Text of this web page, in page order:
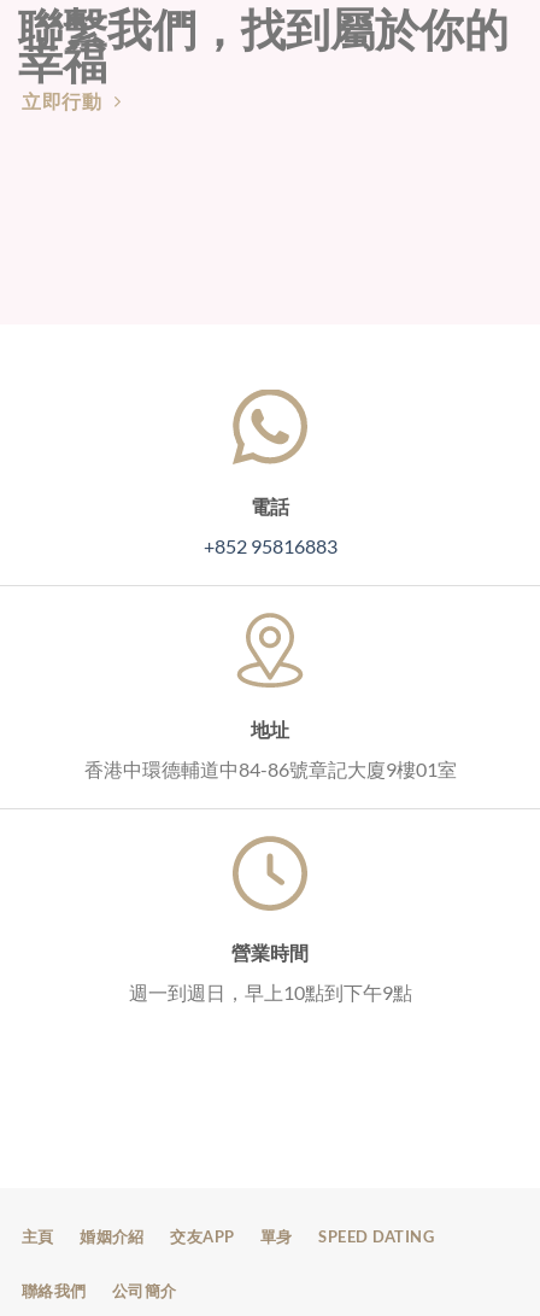
聯繫我們，找到屬於你的
幸福
立即行動
電話
+852 95816883
地址
香港中環德輔道中84-86號章記大廈9樓01室
營業時間
週一到週日，早上10點到下午9點
主頁 婚姻介紹 交友APP 單身 SPEED DATING
聯絡我們 公司簡介